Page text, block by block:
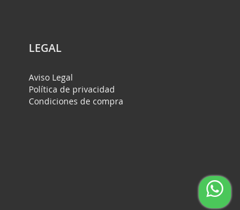
LEGAL
Aviso Legal
Política de privacidad
Condiciones de compra